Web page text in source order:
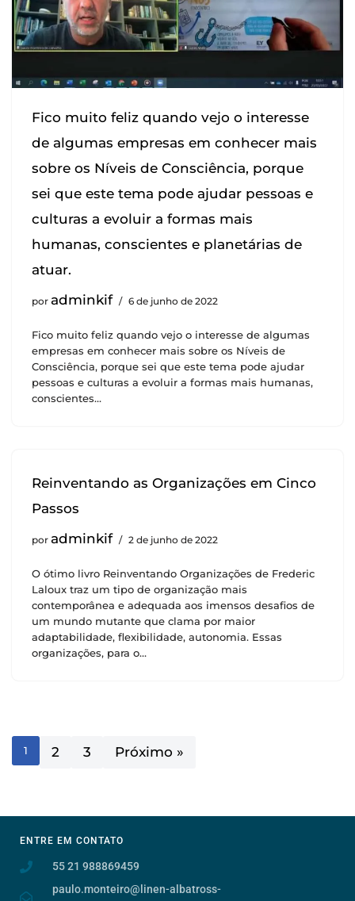
Fico muito feliz quando vejo o interesse
de algumas empresas em conhecer mais
sobre os Níveis de Consciência, porque
sei que este tema pode ajudar pessoas e
culturas a evoluir a formas mais
humanas, conscientes e planetárias de
atuar.
por adminkif 6 de junho de 2022
Fico muito feliz quando vejo o interesse de algumas
empresas em conhecer mais sobre os Níveis de
Consciência, porque sei que este tema pode ajudar
pessoas e culturas a evoluir a formas mais humanas,
conscientes…
Reinventando as Organizações em Cinco
Passos
por adminkif 2 de junho de 2022
O ótimo livro Reinventando Organizações de Frederic
Laloux traz um tipo de organização mais
contemporânea e adequada aos imensos desafios de
um mundo mutante que clama por maior
adaptabilidade, flexibilidade, autonomia. Essas
organizações, para o…
1 2 3 Próximo »
ENTRE EM CONTATO
55 21 988869459
paulo.monteiro@linen-albatross-